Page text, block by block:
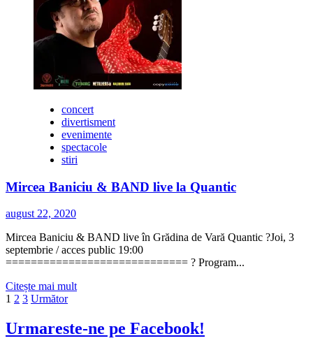
concert
divertisment
evenimente
spectacole
stiri
Mircea Baniciu & BAND live la Quantic
august 22, 2020
Mircea Baniciu & BAND live în Grădina de Vară Quantic ?Joi, 3
septembrie / acces public 19:00
============================= ? Program...
Citește mai multCitește
Mircea
Paginație
articole
1 2 3 Următor
Urmareste-ne pe Facebook!